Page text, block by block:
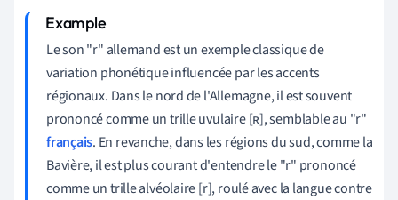
Le son "r" allemand est un exemple classique de
variation phonétique influencée par les accents
régionaux. Dans le nord de l'Allemagne, il est souvent
prononcé comme un trille uvulaire [ʀ], semblable au "r"
français. En revanche, dans les régions du sud, comme la
Bavière, il est plus courant d'entendre le "r" prononcé
comme un trille alvéolaire [r], roulé avec la langue contre